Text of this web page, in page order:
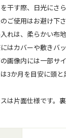
干す際、日光にさ
ご使用はお避け下さ
れは、柔らかい布
はカバーや敷きバ
画像内には一部サ
3か月を目安に頭と
は片面仕様です。